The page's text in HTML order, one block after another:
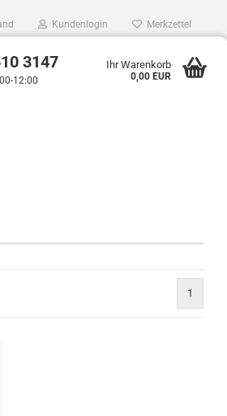
Kundenlogin Merkzettel
3147
12:00
Ihr Warenkorb
0,00 EUR
1